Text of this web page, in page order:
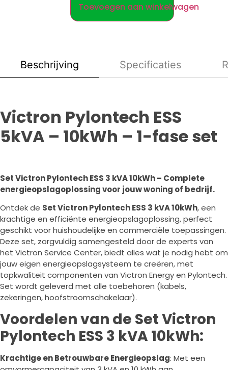
Toevoegen aan winkelwagen
Beschrijving Specificaties
Victron Pylontech ESS
5kVA – 10kWh – 1-fase set
Set Victron Pylontech ESS 3 kVA 10kWh – Complete
energieopslagoplossing voor jouw woning of bedrijf.
Ontdek de Set Victron Pylontech ESS 3 kVA 10kWh, een
krachtige en efficiënte energieopslagoplossing, perfect
geschikt voor huishoudelijke en commerciële toepassingen.
Deze set, zorgvuldig samengesteld door de experts van
het Victron Service Center, biedt alles wat je nodig hebt om
jouw eigen energieopslagsysteem te creëren, met
topkwaliteit componenten van Victron Energy en Pylontech.
Set wordt geleverd met alle toebehoren (kabels,
zekeringen, hoofstroomschakelaar).
Voordelen van de Set Victron
Pylontech ESS 3 kVA 10kWh:
Krachtige en Betrouwbare Energieopslag: Met een